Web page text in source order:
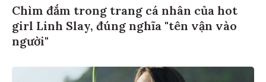
Chìm đắm trong trang cá nhân của hot
girl Linh Slay, đúng nghĩa "tên vận vào
người"